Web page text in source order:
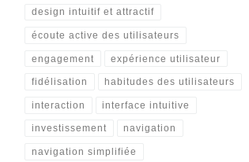
design intuitif et attractif
écoute active des utilisateurs
engagement expérience utilisateur
fidélisation habitudes des utilisateurs
interaction interface intuitive
investissement navigation
navigation simplifiée